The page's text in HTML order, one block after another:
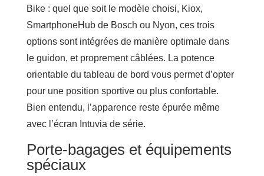
Bike : quel que soit le modèle choisi, Kiox,
SmartphoneHub de Bosch ou Nyon, ces trois
options sont intégrées de manière optimale dans
le guidon, et proprement câblées. La potence
orientable du tableau de bord vous permet d’opter
pour une position sportive ou plus confortable.
Bien entendu, l’apparence reste épurée même
avec l’écran Intuvia de série.
Porte-bagages et équipements
spéciaux